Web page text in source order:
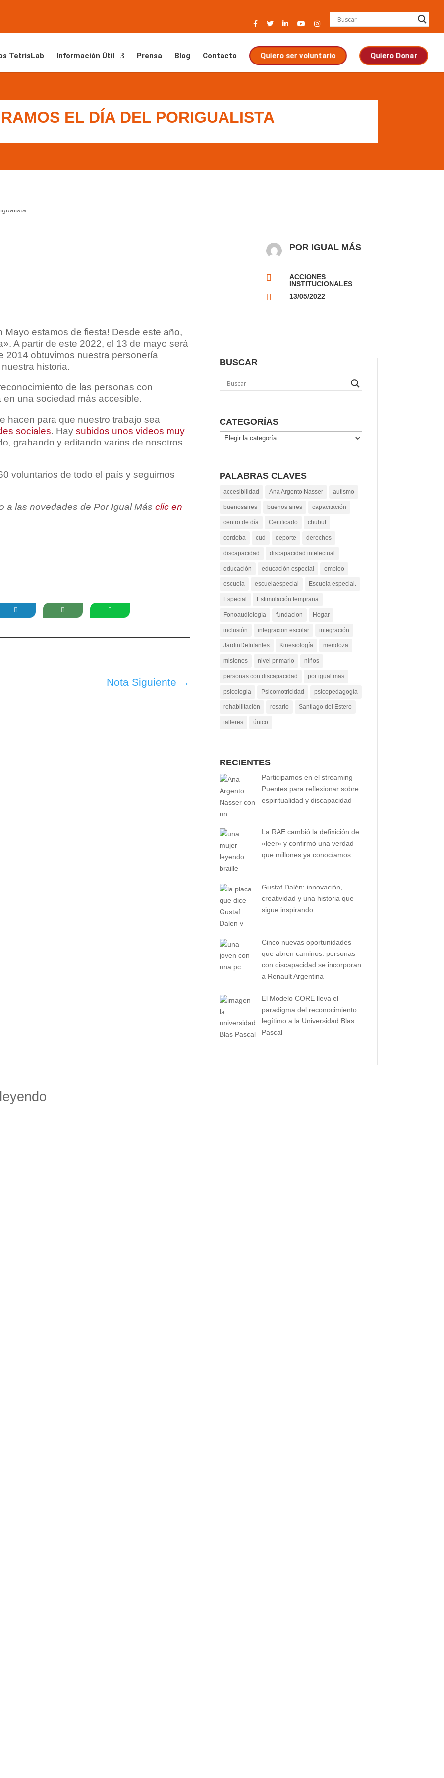
TetrisLab Información Útil Prensa Blog Contacto Quiero ser voluntario Quiero Donar
EL DÍA DEL PORIGUALISTA
POR IGUAL MÁS

ACCIONES
INSTITUCIONALES
 13/05/2022
Mayo estamos de fiesta! Desde este año,
A partir de este 2022, el 13 de mayo será
2014 obtuvimos nuestra personería
historia.
de las personas con
una sociedad más accesible.
hacen para que nuestro trabajo sea
sociales. Haysubidos unos videos muy
grabando y editando varios de nosotros.
voluntarios de todo el país y seguimos
a las novedades de Por Igual Másclic en
Nota Siguiente →
BUSCAR
CATEGORÍAS
Categorías
PALABRAS CLAVES
accesibilidad Ana Argento Nasser autismo
buenosaires buenos aires capacitación
centro de día Certificado chubut
cordoba cud deporte derechos
discapacidad discapacidad intelectual
educación educación especial empleo
escuela escuelaespecial Escuela especial.
Especial Estimulación temprana
Fonoaudiología fundacion Hogar
inclusión integracion escolar integración
JardinDeInfantes Kinesiología mendoza
misiones nivel primario niños
personas con discapacidad por igual mas
psicologia Psicomotricidad psicopedagogía
rehabilitación rosario Santiago del Estero
talleres único
RECIENTES
Participamos en el streaming
Puentes para reflexionar sobre
espiritualidad y discapacidad
La RAE cambió la definición de
«leer» y confirmó una verdad
que millones ya conocíamos
Gustaf Dalén: innovación,
creatividad y una historia que
sigue inspirando
Cinco nuevas oportunidades
que abren caminos: personas
con discapacidad se incorporan
a Renault Argentina
El Modelo CORE lleva el
paradigma del reconocimiento
legítimo a la Universidad Blas
Pascal